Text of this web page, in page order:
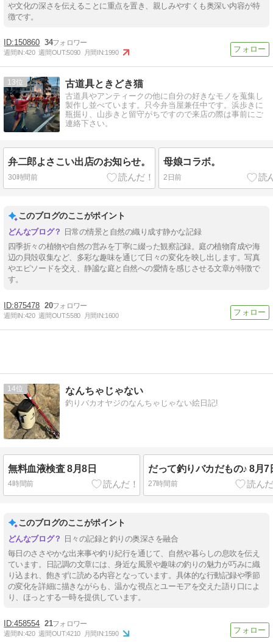
や文化の深さを伝えることに重点を置き、親しみやすくも奥深い内容が特
徴です。
150860 34
週間IN:420 週間OUT:5090 月間IN:1990
13 古道具ときどき猫
古道具やアンティークの他に自分の好きなモノを蒐集し
製作し並べています。只今弁当屋兼任中です。浜歩きに
瓶掘り、山歩きと留守がちですので来店の際は事前にご
連絡下さい。
弁二郎よさこい出店のお知らせ。
30時間前
母娘コラボ。
2日前
このブログのここがポイント
日常の情景と自然の織り成す静かな記録
四季折々の植物や自然の営みを丁寧に綴った観察記録。庭の植物育成や海
辺の貝殻収集など、多彩な趣味を通じて日々の変化を映し出します。写真
やエピソードを交え、静謐な庭と自然への愛情を感じさせる文章が特徴で
す。
875478 20
週間IN:420 週間OUT:5580 月間IN:1600
14 なんちゃじゃない
釣りバカオヤジのなんちゃじゃない絵日記!
無料血液検査 8月8日
4時間前
だって釣りバカだもの♪ 8月7
27時間前
このブログのここがポイント
日々の記録と釣りの奥深さを融合
毎日のささやかな出来事や釣り紀行を通じて、自然や暮らしの息吹を伝え
ています。日記調の文章には、身近な風景や趣味の釣りの魅力が巧みに織
り込まれ、飽きずに読める内容となっています。具体的な行動記録や季節
の変化を詳細に描きながらも、温かな視点とユーモアを交えた語り口によ
り、ほっとする一時を提供しています。
458554 21
週間IN:420 週間OUT:4210 月間IN:1590